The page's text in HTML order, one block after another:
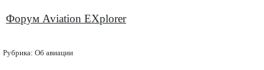
Форум Aviation EXplorer
Рубрика: Об авиации